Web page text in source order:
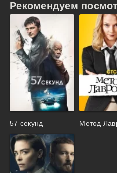
Рекомендуем
57 секунд Метод